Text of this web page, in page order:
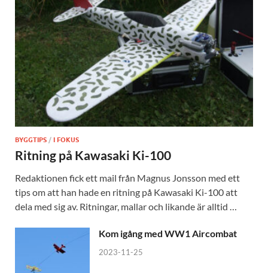
BYGGTIPS / I FOKUS
Ritning på Kawasaki Ki-100
Redaktionen fick ett mail från Magnus Jonsson med ett
tips om att han hade en ritning på Kawasaki Ki-100 att
dela med sig av. Ritningar, mallar och likande är alltid …
Kom igång med WW1 Aircombat
2023-11-25